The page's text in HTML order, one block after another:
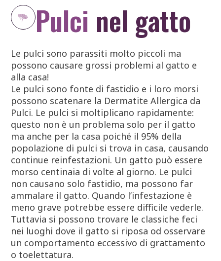
Pulci nel gatto
Le pulci sono parassiti molto piccoli ma
possono causare grossi problemi al gatto e
alla casa!
Le pulci sono fonte di fastidio e i loro morsi
possono scatenare la Dermatite Allergica da
Pulci. Le pulci si moltiplicano rapidamente:
questo non è un problema solo per il gatto
ma anche per la casa poiché il 95% della
popolazione di pulci si trova in casa, causando
continue reinfestazioni. Un gatto può essere
morso centinaia di volte al giorno. Le pulci
non causano solo fastidio, ma possono far
ammalare il gatto. Quando l’infestazione è
meno grave potrebbe essere difficile vederle.
Tuttavia si possono trovare le classiche feci
nei luoghi dove il gatto si riposa od osservare
un comportamento eccessivo di grattamento
o toelettatura.